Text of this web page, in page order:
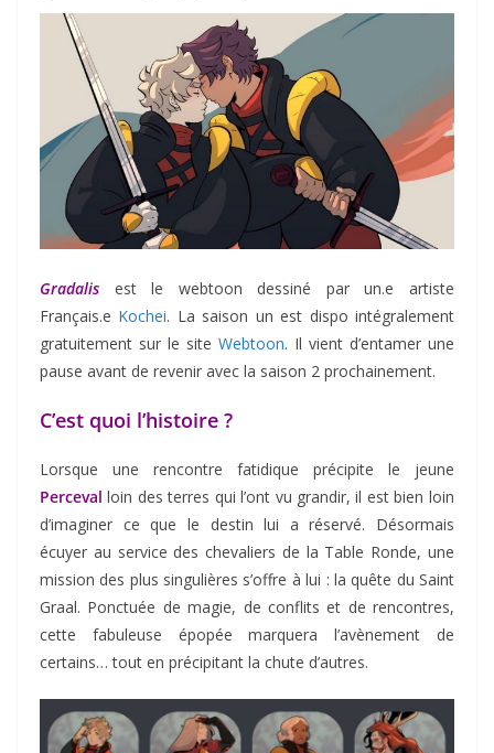
Gradalis est le webtoon dessiné par un.e artiste
Français.e Kochei. La saison un est dispo intégralement
gratuitement sur le site Webtoon. Il vient d’entamer une
pause avant de revenir avec la saison 2 prochainement.
C’est quoi l’histoire ?
Lorsque une rencontre fatidique précipite le jeune
Perceval loin des terres qui l’ont vu grandir, il est bien loin
d’imaginer ce que le destin lui a réservé. Désormais
écuyer au service des chevaliers de la Table Ronde, une
mission des plus singulières s’offre à lui : la quête du Saint
Graal. Ponctuée de magie, de conflits et de rencontres,
cette fabuleuse épopée marquera l’avènement de
certains… tout en précipitant la chute d’autres.